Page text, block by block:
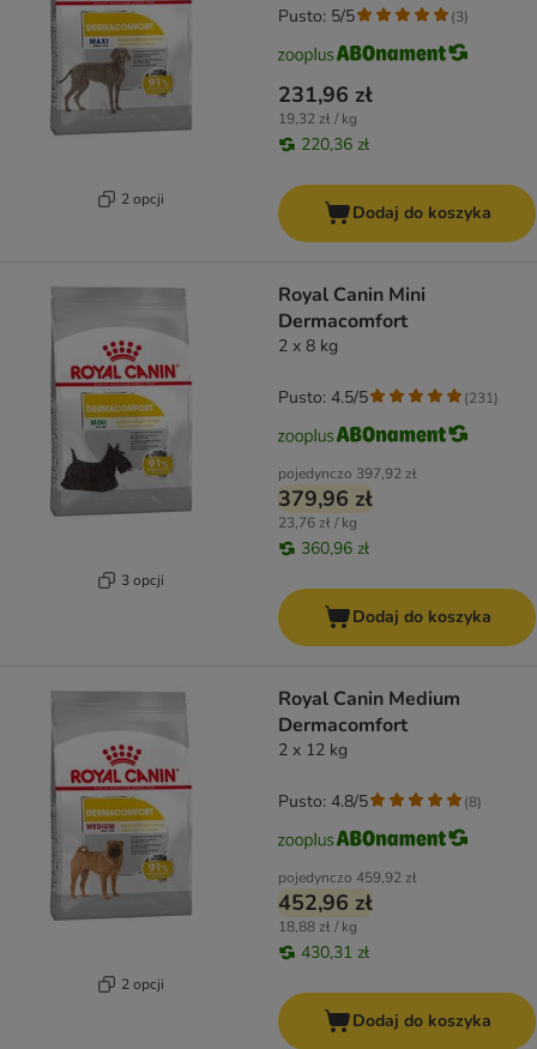
2 opcji
231,96 zł
19,32 zł / kg
220,36 zł
Pusto: 5/5 (3)
Dodaj do koszyka
3 opcji
Royal Canin Mini
Dermacomfort
2 x 8 kg
pojedynczo 397,92 zł
379,96 zł
23,76 zł / kg
360,96 zł
Pusto: 4.5/5 (231)
Dodaj do koszyka
2 opcji
Royal Canin Medium
Dermacomfort
2 x 12 kg
pojedynczo 459,92 zł
452,96 zł
18,88 zł / kg
430,31 zł
Pusto: 4.8/5 (8)
Dodaj do koszyka